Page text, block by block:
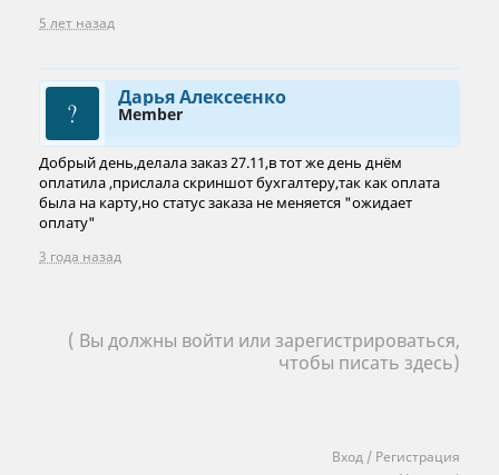
5 лет назад
Дарья Алексеєнко
Member
Добрый день,делала заказ 27.11,в тот же день днём
оплатила ,прислала скриншот бухгалтеру,так как оплата
была на карту,но статус заказа не меняется "ожидает
оплату"
3 года назад
( Вы должны войти или зарегистрироваться,
чтобы писать здесь)
Вход / Регистрация